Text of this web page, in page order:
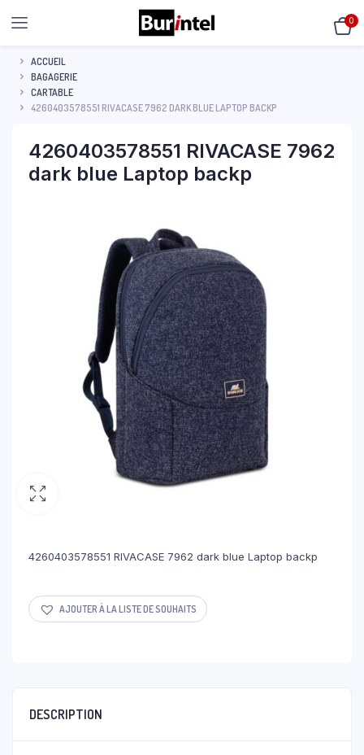
0
ACCUEIL
BAGAGERIE
CARTABLE
4260403578551 RIVACASE 7962 DARK BLUE LAPTOP BACKP
4260403578551 RIVACASE 7962
dark blue Laptop backp
4260403578551 RIVACASE 7962 dark blue Laptop backp
AJOUTER À LA LISTE DE SOUHAITS
DESCRIPTION